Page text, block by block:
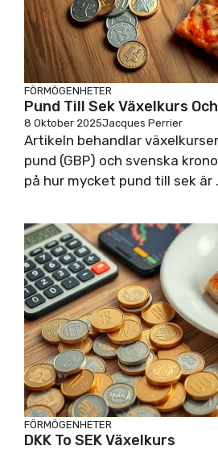
FÖRMÖGENHETER
Pund Till Sek Växelkurs
8 Oktober 2025Jacques Perrier
Artikeln behandlar
pund (GBP) och svenska
på hur mycket pund till sek är
FÖRMÖGENHETER
DKK To SEK Växelkurs